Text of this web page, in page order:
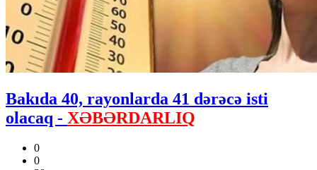
Bakıda 40, rayonlarda 41 dərəcə isti
olacaq - XƏBƏRDARLIQ
0
0